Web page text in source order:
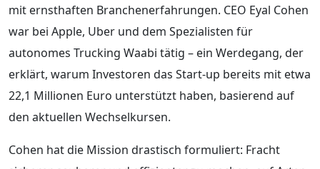
mit ernsthaften Branchenerfahrungen. CEO Eyal Cohen
war bei Apple, Uber und dem Spezialisten für
autonomes Trucking Waabi tätig – ein Werdegang, der
erklärt, warum Investoren das Start-up bereits mit etwa
22,1 Millionen Euro unterstützt haben, basierend auf
den aktuellen Wechselkursen.
Cohen hat die Mission drastisch formuliert: Fracht